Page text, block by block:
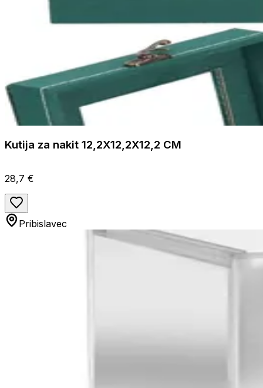
Kutija za nakit 12,2X12,2X12,2 CM
28,7 €
Pribislavec